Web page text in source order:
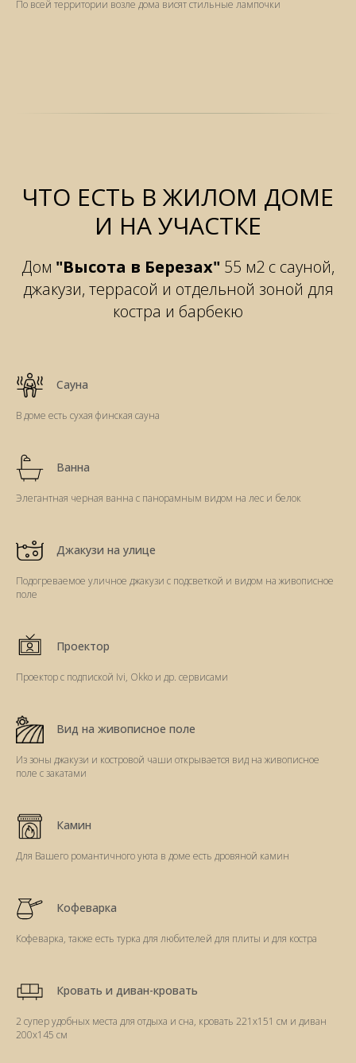
По всей территории возле дома висят стильные лампочки
ЧТО ЕСТЬ В ЖИЛОМ ДОМЕ
И НА УЧАСТКЕ
Дом "Высота в Березах" 55 м2 с сауной,
джакузи, террасой и отдельной зоной для
костра и барбекю
Сауна
В доме есть сухая финская сауна
Ванна
Элегантная черная ванна с панорамным видом на лес и белок
Джакузи на улице
Подогреваемое уличное джакузи с подсветкой и видом на живописное
поле
Проектор
Проектор с подпиской Ivi, Okko и др. сервисами
Вид на живописное поле
Из зоны джакузи и костровой чаши открывается вид на живописное
поле с закатами
Камин
Для Вашего романтичного уюта в доме есть дровяной камин
Кофеварка
Кофеварка, также есть турка для любителей для плиты и для костра
Кровать и диван-кровать
2 супер удобных места для отдыха и сна, кровать 221х151 см и диван
200х145 см